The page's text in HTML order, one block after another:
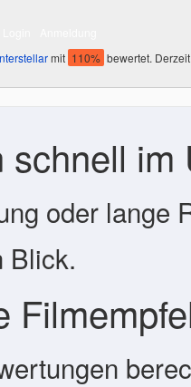
mit 110% bewertet.
schnell im
oder lange
Blick.